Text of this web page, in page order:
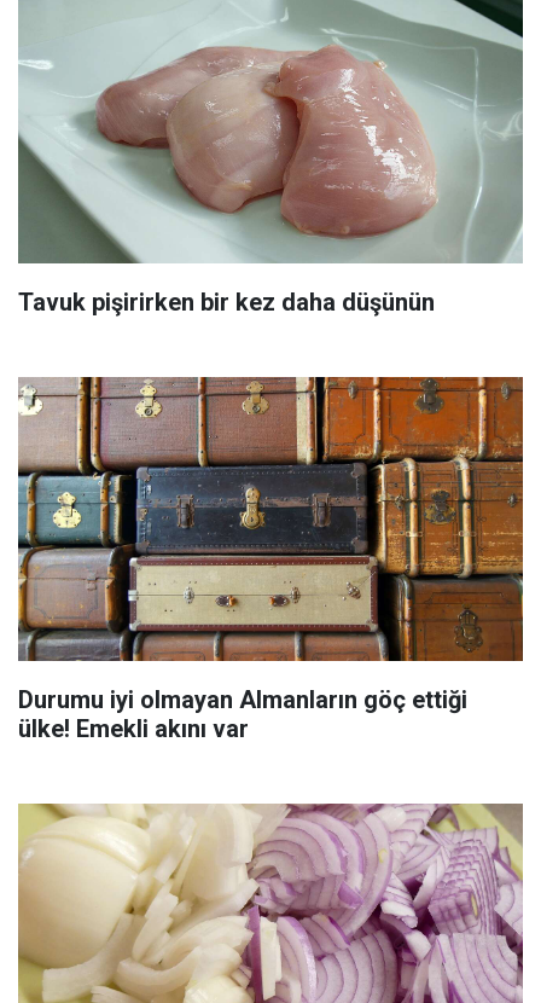
Tavuk pişirirken bir kez daha düşünün
Durumu iyi olmayan Almanların göç ettiği
ülke! Emekli akını var